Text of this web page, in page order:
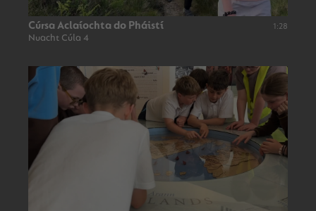
Cúrsa Aclaíochta do Pháistí
Nuacht Cúla 4
1:28